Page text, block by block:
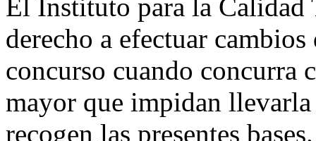
El Instituto para la Calidad
derecho a efectuar
concurso cuando concurra
mayor que impidan
recogen las presentes bases.